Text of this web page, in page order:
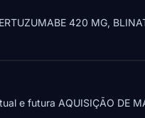
420 MG,
e futura AQUISIÇÃO DE